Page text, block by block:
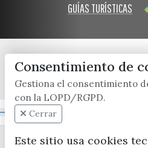
GUÍAS TURÍSTICAS
x / twitter facebook
Consentimiento de
Gestiona el consentimiento
con la LOPD/RGPD.
Cerrar
Este sitio usa cookies